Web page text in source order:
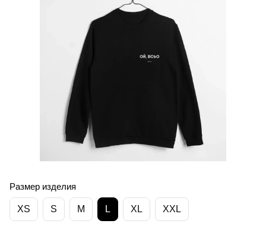
Размер изделия
XS S M L XL XXL